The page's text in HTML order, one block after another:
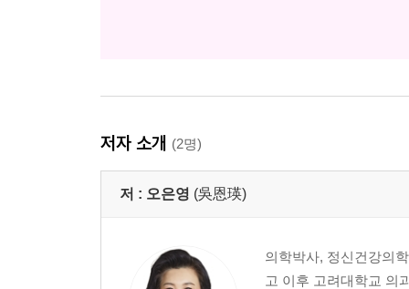
저자 소개 (2명)
저 : 오은영 (吳恩瑛)
의학박사, 정신건강의
고 이후 고려대학교 의